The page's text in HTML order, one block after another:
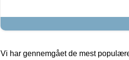
Vi har gennemgået de mest